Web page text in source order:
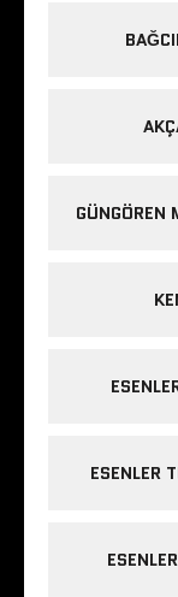
GÜNGÖREN
ESENLER